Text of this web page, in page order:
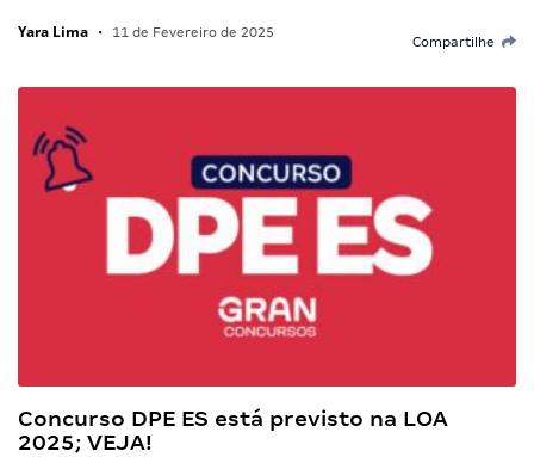
Yara Lima • 11 de Fevereiro de 2025
Compartilhe
Concurso DPE ES está previsto na LOA
2025; VEJA!